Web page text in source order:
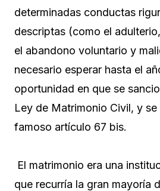
determinadas conductas
descriptas (como el
el abandono voluntario y
necesario esperar hasta el
oportunidad en que se
Ley de Matrimonio Civil, y
famoso artículo 67 bis.
El matrimonio era una
que recurría la gran mayoría